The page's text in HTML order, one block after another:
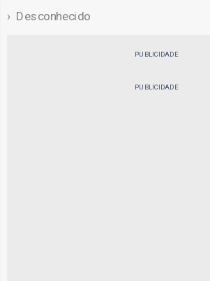
Desconhecido
PUBLICIDADE
PUBLICIDADE